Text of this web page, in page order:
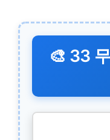
🎨 33